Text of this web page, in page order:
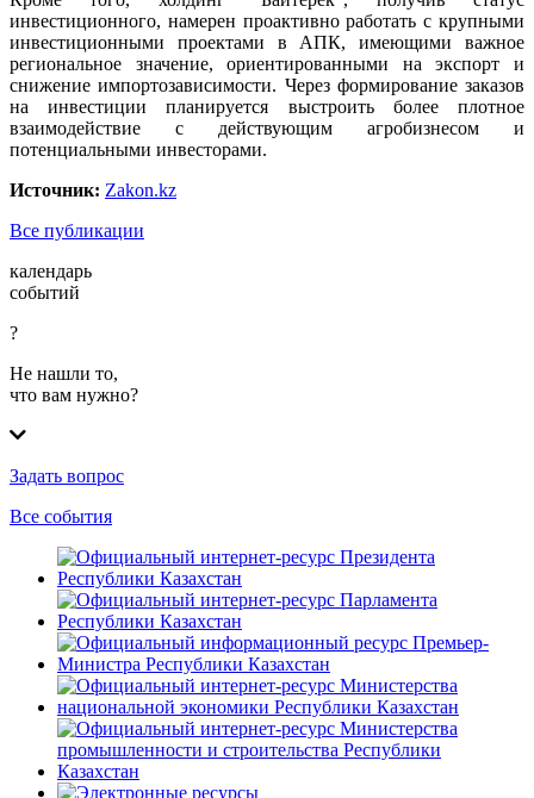
инвестиционного, намерен проактивно работать с крупными
инвестиционными проектами в АПК, имеющими важное
региональное значение, ориентированными на экспорт и
снижение импортозависимости. Через формирование заказов
на инвестиции планируется выстроить более плотное
взаимодействие с действующим агробизнесом и
потенциальными инвесторами.
Источник: Zakon.kz
Все публикации
календарь
событий
?
Не нашли то,
что вам нужно?
Задать вопрос
Все события